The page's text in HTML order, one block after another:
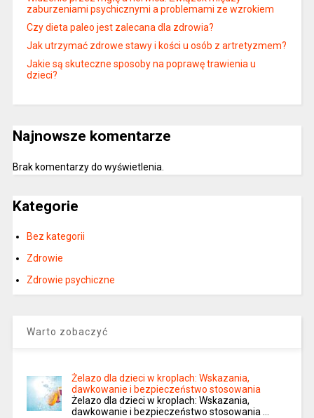
zaburzeniami psychicznymi a problemami ze wzrokiem
Czy dieta paleo jest zalecana dla zdrowia?
Jak utrzymać zdrowe stawy i kości u osób z artretyzmem?
Jakie są skuteczne sposoby na poprawę trawienia u
dzieci?
Najnowsze komentarze
Brak komentarzy do wyświetlenia.
Kategorie
Bez kategorii
Zdrowie
Zdrowie psychiczne
Warto zobaczyć
Żelazo dla dzieci w kroplach: Wskazania,
dawkowanie i bezpieczeństwo stosowania
Żelazo dla dzieci w kroplach: Wskazania,
dawkowanie i bezpieczeństwo stosowania …